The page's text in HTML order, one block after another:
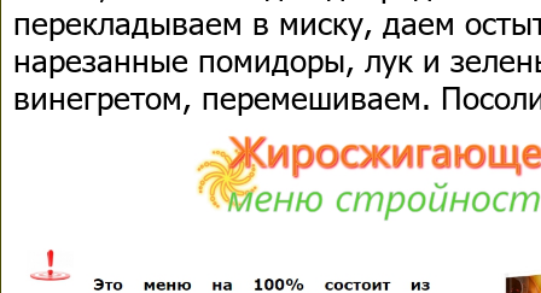
перекладываем в миску, даем
нарезанные помидоры, лук и
винегретом, перемешиваем.